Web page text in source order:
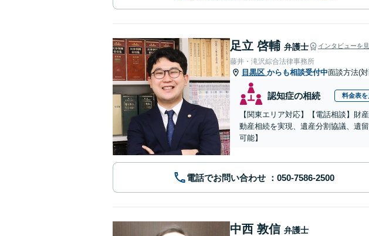
足立 啓輔 弁護士 インタビューを
藤井・滝沢綜合法律事務所
目黒区 からも相談受付中面談方法(
認知症の相続 料金表を
【関東エリア対応】【電話相談】財
動産相続を実現、遺産分割協議、遺
可能】
電話でお問い合わせ
中西 敦信 弁護士